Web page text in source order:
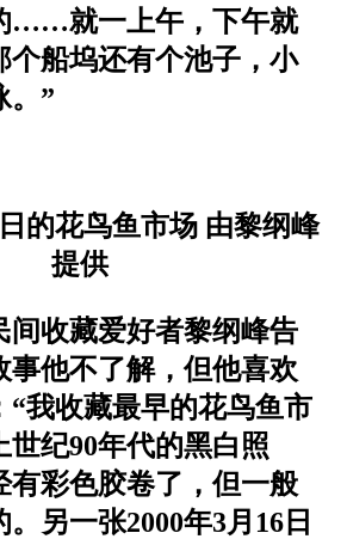
……就一上午，下午就
个船坞还有个池子，小
。”
的花鸟鱼市场 由黎纲峰
提供
间收藏爱好者黎纲峰告
事他不了解，但他喜欢
“我收藏最早的花鸟鱼市
世纪90年代的黑白照
有彩色胶卷了，但一般
另一张2000年3月16日